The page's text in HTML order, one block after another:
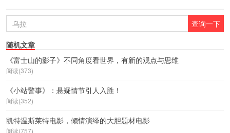
随机文章
《富士山的影子》不同角度看世界，有新的观点与思维
阅读(373)
《小站警事》：悬疑情节引人入胜！
阅读(352)
凯特温斯莱特电影，倾情演绎的大胆题材电影
阅读(757)